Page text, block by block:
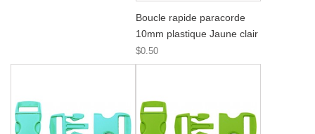
Boucle rapide paracorde
10mm plastique Jaune clair
$0.50